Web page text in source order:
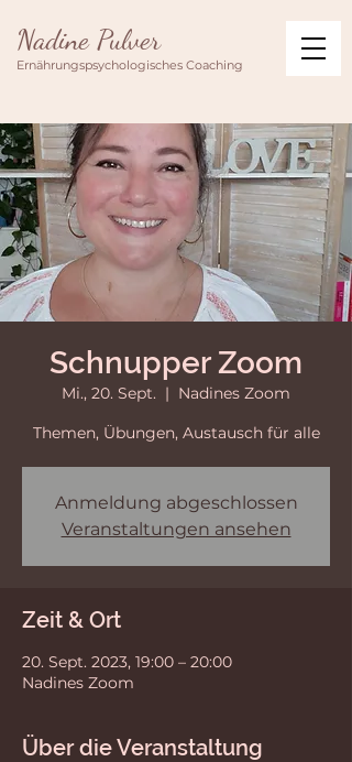
Nadine Pulver
Ernährungspsychologisches Coaching
Schnupper Zoom
Mi., 20. Sept.
  |
Nadines Zoom
Themen, Übungen, Austausch für alle
Anmeldung abgeschlossen
Veranstaltungen ansehen
Zeit & Ort
20. Sept. 2023, 19:00 – 20:00
Nadines Zoom
Über die Veranstaltung